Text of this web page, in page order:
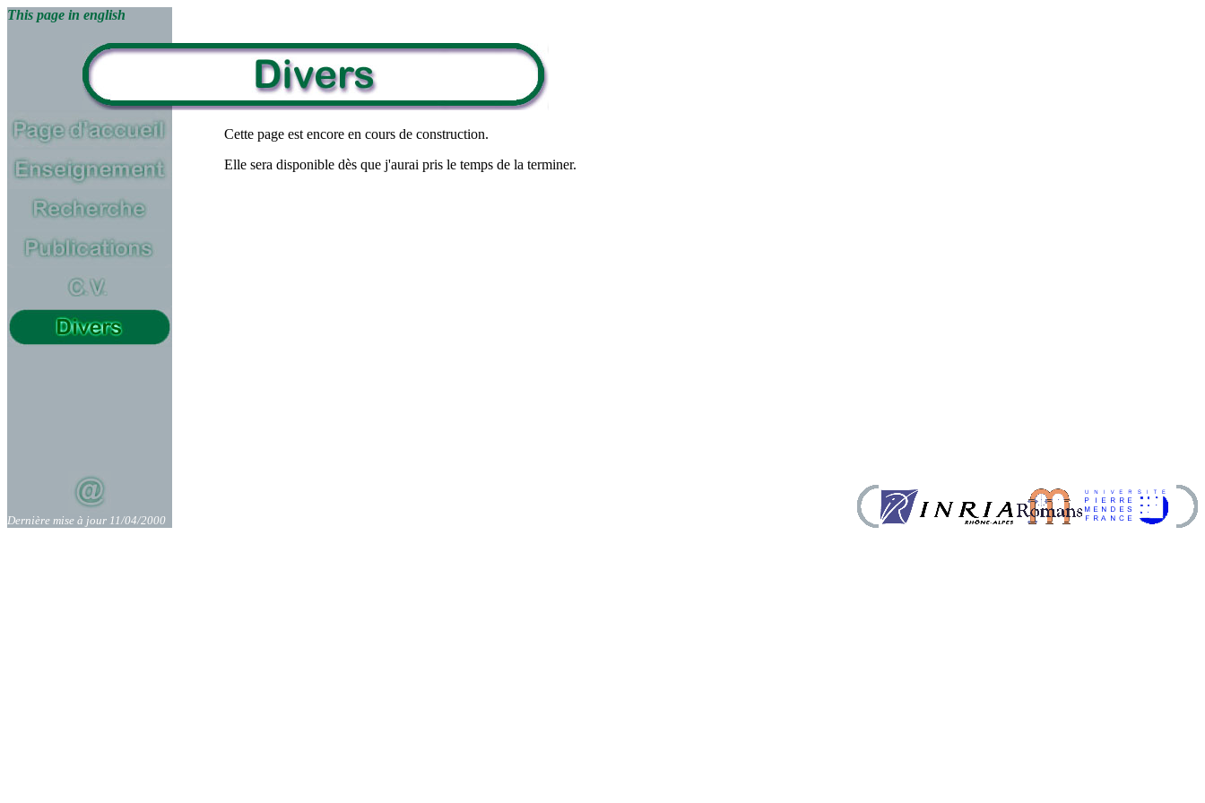
This page in english
Cette page est encore en cours de construction.
Elle sera disponible dès que j'aurai pris le temps de la terminer.
Dernière mise à jour 11/04/2000